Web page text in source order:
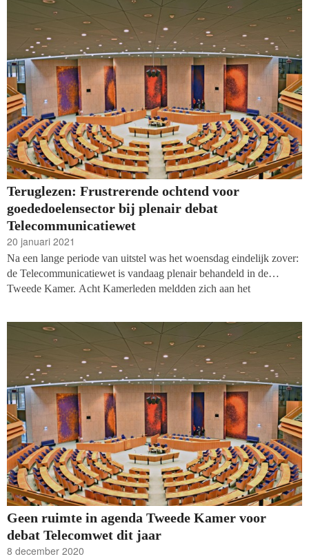
introduceren voor telefonische communicatie uitgevoerd zal
worden. Dat maakt het voor goede doelen moeilijker om de
telefoon te gebruiken als wervingsmethode. De gehele Kamer
stemde ook voor het amendement Palland/Bromet over de
verruiming van het klantrelatiebegrip voor goede
doelenorganisaties.
Teruglezen: Frustrerende ochtend voor
goededoelensector bij plenair debat
Telecommunicatiewet
20 januari 2021
Na een lange periode van uitstel was het woensdag eindelijk zover:
de Telecommunicatiewet is vandaag plenair behandeld in de
Tweede Kamer. Acht Kamerleden meldden zich aan het
verantwoordelijk voor de wetswijziging. Lees hier het liveverslag
van webredacteur Marijn Thijs en expert telefonische
fondsenwerving Jeroen Hogenhout terug:
Geen ruimte in agenda Tweede Kamer voor
debat Telecomwet dit jaar
8 december 2020